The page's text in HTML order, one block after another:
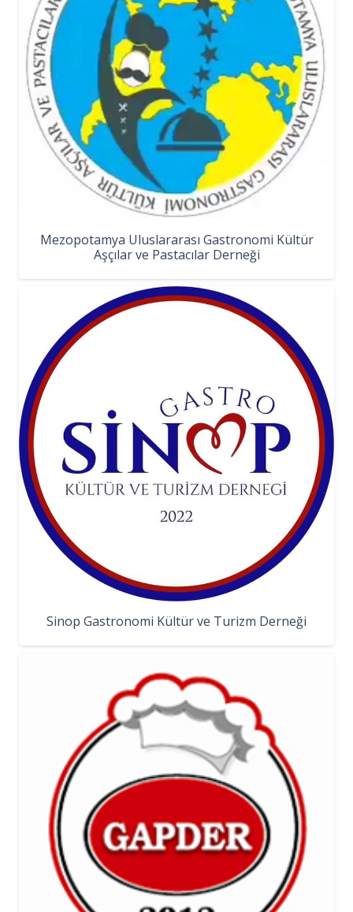
Mezopotamya Uluslararası Gastronomi Kültür
Aşçılar ve Pastacılar Derneği
Sinop Gastronomi Kültür ve Turizm Derneği